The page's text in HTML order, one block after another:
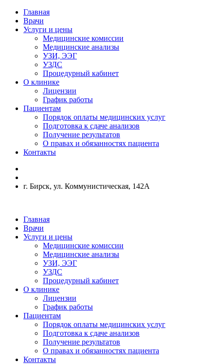
Главная
Врачи
Услуги и цены
Медицинские комиссии
Медицинские анализы
УЗИ, ЭЭГ
УЗДС
Процедурный кабинет
О клинике
Лицензии
График работы
Пациентам
Порядок оплаты медицинских услуг
Подготовка к сдаче анализов
Получение результатов
О правах и обязанностях пациента
Контакты
г. Бирск, ул. Коммунистическая, 142А
Главная
Врачи
Услуги и цены
Медицинские комиссии
Медицинские анализы
УЗИ, ЭЭГ
УЗДС
Процедурный кабинет
О клинике
Лицензии
График работы
Пациентам
Порядок оплаты медицинских услуг
Подготовка к сдаче анализов
Получение результатов
О правах и обязанностях пациента
Контакты